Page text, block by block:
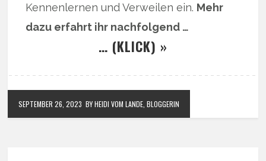
Kennenlernen und Verweilen ein. Mehr
dazu erfahrt ihr nachfolgend …
… (KLICK) »
SEPTEMBER 26, 2023 BY HEIDI VOM LANDE, BLOGGERIN